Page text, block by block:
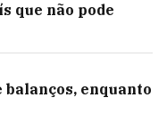
que não pode
enquanto